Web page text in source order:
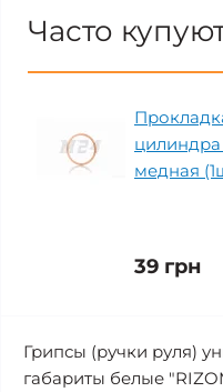
Часто
медная
39 грн
Грипсы (ручки руля)
габариты белые